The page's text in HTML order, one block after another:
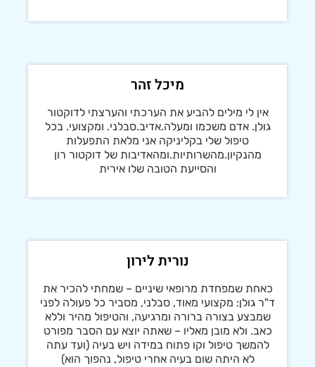
מיכל זהר
אין לי מילים להביע את הערכתי והערצתי לדוקטור
גולן. אדם משכמו ומעלה.אדיב.סבלני. ומקצועי. בכל
טיפול שלי בקליניקה אני מלאת התפעלות
מהנקיון.מהשרותיות.ומהאדיבות של דוקטור רון
והסייעת הטובה שלו אירית
נורית לירון
כאחת שמפחדת מרופאי שיניים – שמחתי להכיר את
ד"ר גולן: מקצועי מאוד, סבלני, מסביר כל פעולה לפני
שמבצע בצורה ברורה ומרגיעה, והטיפול מהיר וללא
כאב. ולא מובן מאליו – שאתה יוצא עם הסבר מפורט
להמשך טיפול וקו פתוח במידה ויש בעיה (ועד עתה
לא היתה שום בעיה אחרי טיפול, נהפוך הוא)